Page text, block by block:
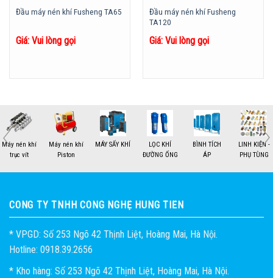
Đầu máy nén khí Fusheng TA65
Giá: Vui lòng gọi
Đầu máy nén khí Fusheng
TA120
Giá: Vui lòng gọi
MÁY SẤY KHÍ
LỌC KHÍ
ĐƯỜNG ỐNG
BÌNH TÍCH
LINH KIỆN -
PHỤ TÙNG
THIẾT BỊ - KHÍ
NÉN
HỎI ĐÁP
CÔNG TY TNHH CÔNG NGHỆ HÙNG TIẾN
* VPGD: Số 253 Ngõ 42 Thịnh Liệt, Hoàng Mai, Hà Nội.
Hotline: 0918.39.2656
* Kho hàng: Số 253 Ngõ 42 Thịnh Liệt, Hoàng Mai, Hà Nội.